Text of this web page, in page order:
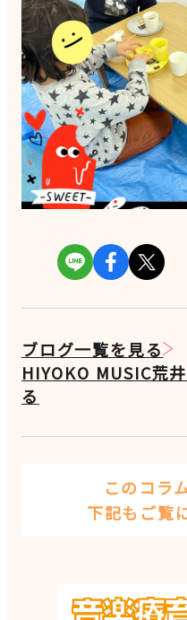
ブログ一覧を見る
HIYOKO MUSIC荒
る
このコラ
下記もご覧